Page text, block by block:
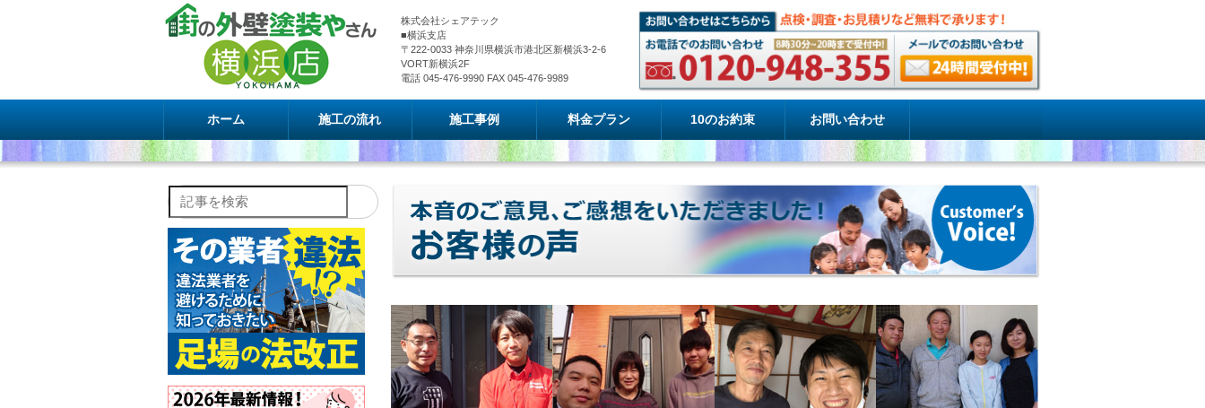
株式会社シェアテック
■横浜支店
〒222-0033 神奈川県横浜市港北区新横浜3-2-6
VORT新横浜2F
電話 045-476-9990 FAX 045-476-9989
ホーム 施工の流れ 施工事例 料金プラン 10のお約束 お問い合わせ
記事を検索